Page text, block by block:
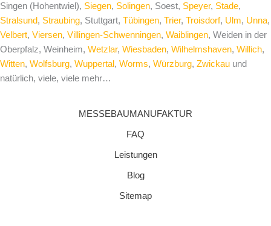
Singen (Hohentwiel), Siegen, Solingen, Soest, Speyer, Stade,
Stralsund, Straubing, Stuttgart, Tübingen, Trier, Troisdorf, Ulm, Unna,
Velbert, Viersen, Villingen-Schwenningen, Waiblingen, Weiden in der
Oberpfalz, Weinheim, Wetzlar, Wiesbaden, Wilhelmshaven, Willich,
Witten, Wolfsburg, Wuppertal , Worms, Würzburg, Zwickau und
natürlich, viele, viele mehr…
MESSEBAUMANUFAKTUR
FAQ
Leistungen
Blog
Sitemap